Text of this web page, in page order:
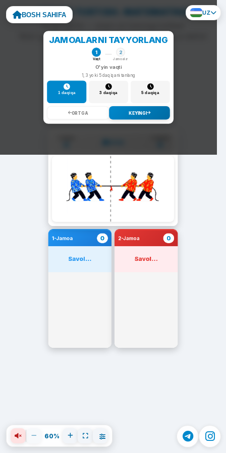
BOSH SAHIFA UZ
ARQON TORTISH: MATEMATIKA
To'g'ri javob — arqon siz tomonga tortiladi.
Noto'g'ri javob — arqon raqib tomonga siljiydi va darhol
yangi savol chiqadi.
JAMOALARNI TAYYORLANG
1
Vaqt
2
Jamoalar
O'yin vaqti
1, 3 yoki 5 daqiqani tanlang
1 daqiqa 3 daqiqa 5 daqiqa
ORTGA KEYINGI
1-Jamoa 0
Savol...
2-Jamoa 0
Savol...
60%